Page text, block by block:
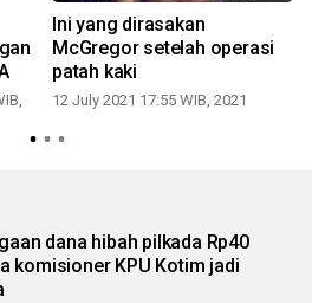
Ini yang dirasakan
McGregor setelah operasi
patah kaki
12 July 2021 17:55 WIB, 2021
dana hibah pilkada Rp40
komisioner KPU Kotim jadi